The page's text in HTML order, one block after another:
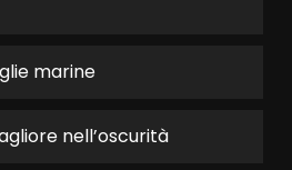
marine
nell’oscurità